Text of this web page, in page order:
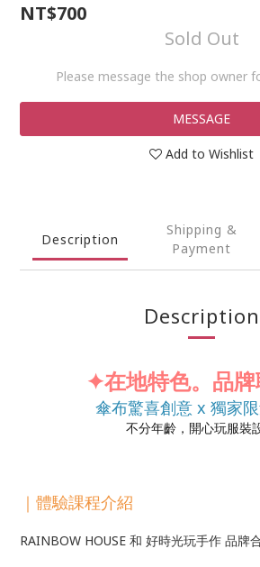
NT$700
Sold Out
Please message the shop owner
MESSAGE
Add to Wishlist
Description
Shipping &
Payment
Description
✦在地特色。品
傘布驚喜創意 x 獨家
不分年齡，開心玩服裝
｜體驗課程介紹
RAINBOW HOUSE 和 好時光玩手作 品牌合